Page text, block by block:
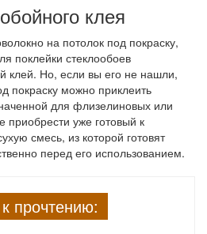
клея
на потолок под покраску,
поклейки стеклообоев
клей. Но, если вы его не нашли,
покраску можно приклеить
для флизелиновых или
уже готовый к
смесь, из которой готовят
перед его использованием.
прочтению: